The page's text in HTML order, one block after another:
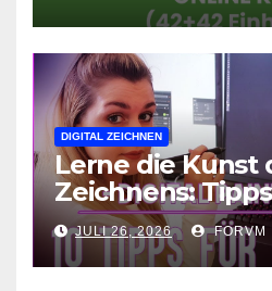
DIGITAL ZEICHNEN
Lerne die Kunst
Zeichnens:
für kreative
JULI 26, 2026 FORVM